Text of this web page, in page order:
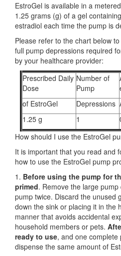
EstroGel is available in a
1.25 grams (g) of a gel
estradiol each time the pump is
Please refer to the chart below
full pump depressions required
by your healthcare provider:
Prescribed Daily
Dose
Number of
Pump
of EstroGel Depressions
1.25 g
1
How should I use the EstroGel
It is important that you read and
how to use the EstroGel pump
1. Before using the pump for
primed. Remove the large
pump twice. Discard the unused
down the sink or placing it in the
manner that avoids accidental
household members or pets.
ready to use, and one complete
dispense the same amount of